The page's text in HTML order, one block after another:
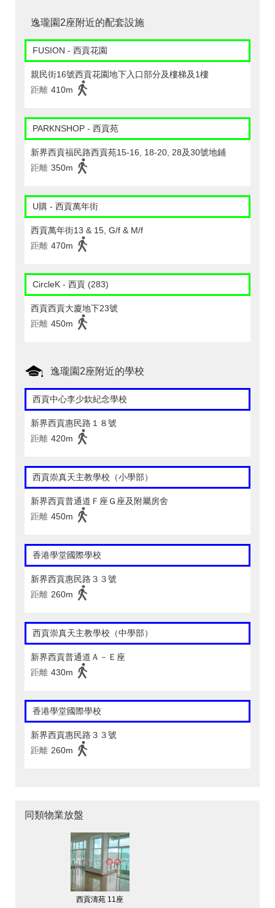
逸瓏園2座附近的配套設施
FUSION - 西貢花園
親民街16號西貢花園地下入口部分及樓梯及1樓
距離 410m
PARKNSHOP - 西貢苑
新界西貢福民路西貢苑15-16, 18-20, 28及30號地鋪
距離 350m
U購 - 西貢萬年街
西貢萬年街13 & 15, G/f & M/f
距離 470m
CircleK - 西貢 (283)
西貢西貢大廈地下23號
距離 450m
逸瓏園2座附近的學校
西貢中心李少欽紀念學校
新界西貢惠民路１８號
距離 420m
西貢崇真天主教學校（小學部）
新界西貢普通道Ｆ座Ｇ座及附屬房舍
距離 450m
香港學堂國際學校
新界西貢惠民路３３號
距離 260m
西貢崇真天主教學校（中學部）
新界西貢普通道Ａ－Ｅ座
距離 430m
香港學堂國際學校
新界西貢惠民路３３號
距離 260m
同類物業放盤
西貢濤苑 11座